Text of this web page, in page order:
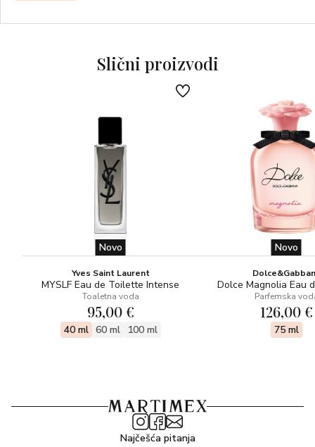
Slični proizvodi
Novo
Yves Saint Laurent
MYSLF Eau de Toilette Intense
Toaletna voda
95,00 €
40 ml 60 ml 100 ml
Novo
Dolce Magnolia Eau
Parfemska
126,00 €
75 ml
Najčešća pitanja